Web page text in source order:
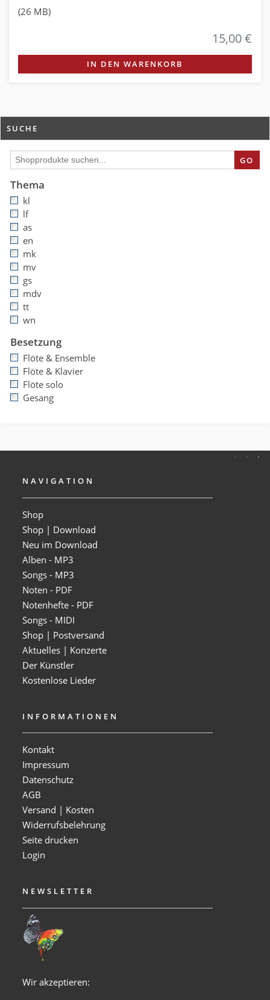
(26 MB)
15,00 €
IN DEN WARENKORB
SUCHE
GO
Thema
kl
lf
as
en
mk
mv
gs
mdv
tt
wn
Besetzung
Flöte & Ensemble
Flöte & Klavier
Flöte solo
Gesang
NAVIGATION
Shop
Shop | Download
Neu im Download
Alben - MP3
Songs - MP3
Noten - PDF
Notenhefte - PDF
Songs - MIDI
Shop | Postversand
Aktuelles | Konzerte
Der Künstler
Kostenlose Lieder
INFORMATIONEN
Kontakt
Impressum
Datenschutz
AGB
Versand | Kosten
Widerrufsbelehrung
Seite drucken
Login
NEWSLETTER
Wir akzeptieren: